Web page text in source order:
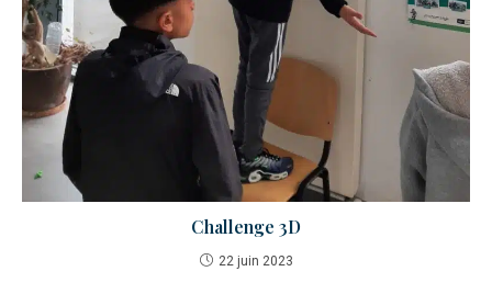
Challenge 3D
22 juin 2023